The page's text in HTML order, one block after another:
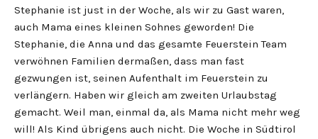
Stephanie ist just in der Woche, als wir zu Gast waren,
auch Mama eines kleinen Sohnes geworden! Die
Stephanie, die Anna und das gesamte Feuerstein Team
verwöhnen Familien dermaßen, dass man fast
gezwungen ist, seinen Aufenthalt im Feuerstein zu
verlängern. Haben wir gleich am zweiten Urlaubstag
gemacht. Weil man, einmal da, als Mama nicht mehr weg
will! Als Kind übrigens auch nicht. Die Woche in Südtirol